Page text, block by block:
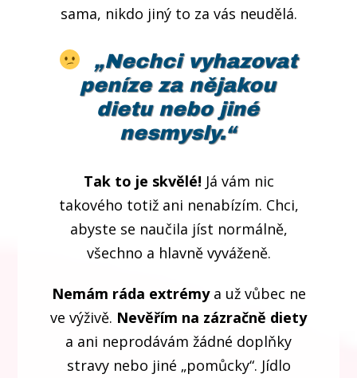
sama, nikdo jiný to za vás neudělá.
„Nechci vyhazovat
peníze za nějakou
dietu nebo jiné
nesmysly.“
Tak to je skvělé! Já vám nic
takového totiž ani nenabízím. Chci,
abyste se naučila jíst normálně,
všechno a hlavně vyváženě.
Nemám ráda extrémya už vůbec ne
ve výživě. Nevěřím na zázračně diety
a ani neprodávám žádné doplňky
stravy nebo jiné „pomůcky“. Jídlo